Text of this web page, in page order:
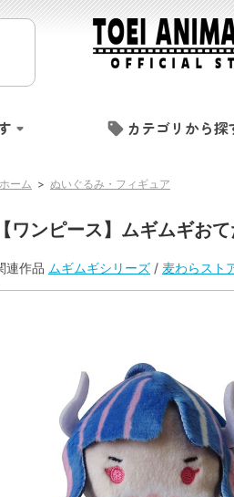
カテゴリから探
ホーム > ぬいぐるみ・フィギュア
【ワンピース】ムギムギお
連作品 ムギムギシリーズ / 麦わらスト